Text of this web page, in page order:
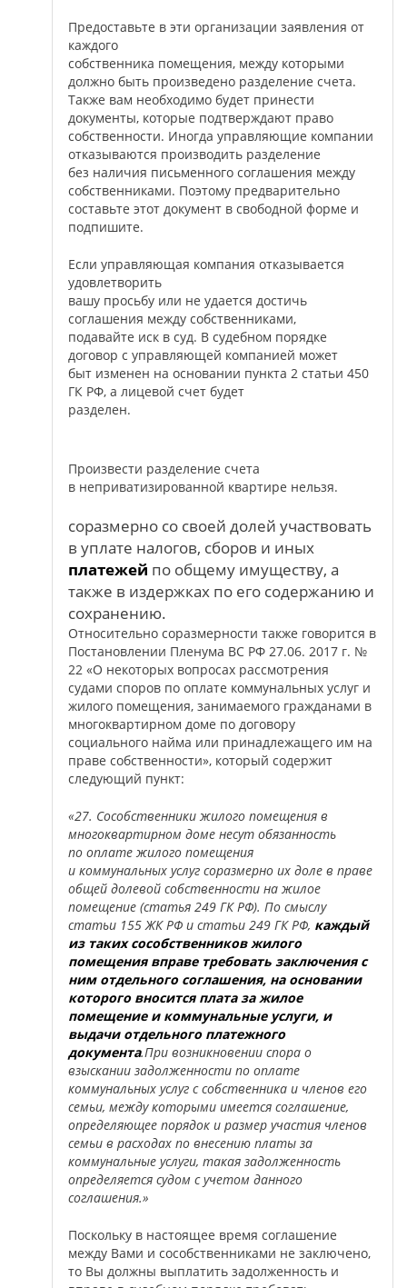
Предоставьте в эти организации заявления от
каждого
собственника помещения, между которыми
должно быть произведено разделение счета.
Также вам необходимо будет принести
документы, которые подтверждают право
собственности. Иногда управляющие компании
отказываются производить разделение
без наличия письменного соглашения между
собственниками. Поэтому предварительно
составьте этот документ в свободной форме и
подпишите.
Если управляющая компания отказывается
удовлетворить
вашу просьбу или не удается достичь
соглашения между собственниками,
подавайте иск в суд. В судебном порядке
договор с управляющей компанией может
быт изменен на основании пункта 2 статьи 450
ГК РФ, а лицевой счет будет
разделен.
Произвести разделение счета
в неприватизированной квартире нельзя.
соразмерно со своей долей участвовать
в уплате налогов, сборов и иных
платежей по общему имуществу, а
также в издержках по его содержанию и
сохранению.
Относительно соразмерности также говорится в
Постановлении Пленума ВС РФ 27.06. 2017 г. №
22 «О некоторых вопросах рассмотрения
судами споров по оплате коммунальных услуг и
жилого помещения, занимаемого гражданами в
многоквартирном доме по договору
социального найма или принадлежащего им на
праве собственности», который содержит
следующий пункт:
«27. Сособственники жилого помещения в
многоквартирном доме несут обязанность
по оплате жилого помещения
и коммунальных услуг соразмерно их доле в праве
общей долевой собственности на жилое
помещение (статья 249 ГК РФ). По смыслу
статьи 155 ЖК РФ и статьи 249 ГК РФ, каждый
из таких сособственников жилого
помещения вправе требовать заключения с
ним отдельного соглашения, на основании
которого вносится плата за жилое
помещение и коммунальные услуги, и
выдачи отдельного платежного
документа.При возникновении спора о
взыскании задолженности по оплате
коммунальных услуг с собственника и членов его
семьи, между которыми имеется соглашение,
определяющее порядок и размер участия членов
семьи в расходах по внесению платы за
коммунальные услуги, такая задолженность
определяется судом с учетом данного
соглашения.»
Поскольку в настоящее время соглашение
между Вами и сособственниками не заключено,
то Вы должны выплатить задолженность и